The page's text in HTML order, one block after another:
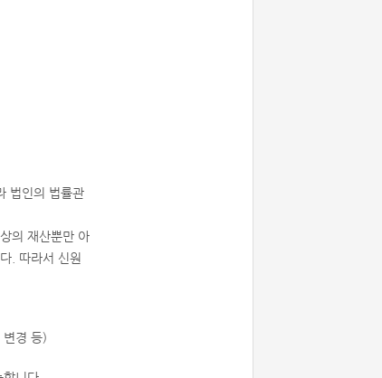
법인의 법률관
의 재산뿐만 아
. 따라서 신원
경 등)